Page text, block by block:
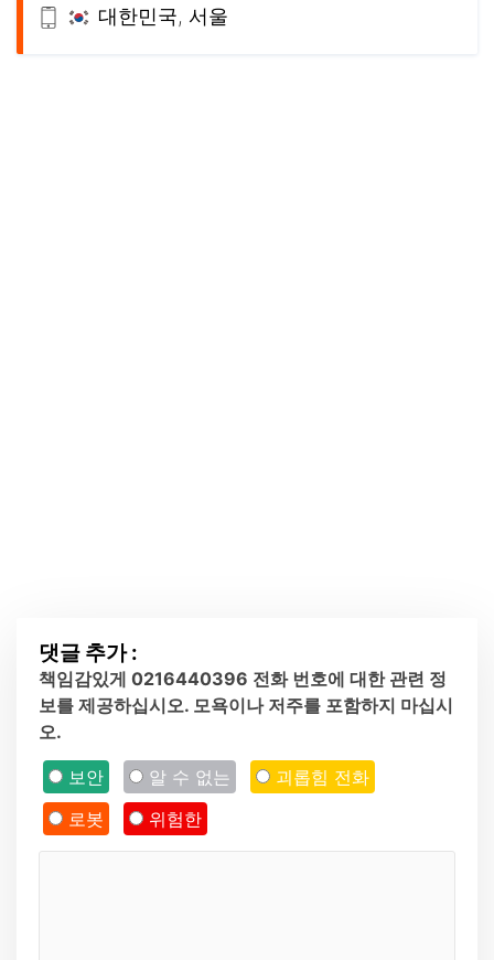
대한민국, 서울
댓글 추가 :
책임감있게 0216440396 전화 번호에 대한 관련 정
보를 제공하십시오. 모욕이나 저주를 포함하지 마십시
오.
보안 알 수 없는
괴롭힘 전화
로봇
위험한